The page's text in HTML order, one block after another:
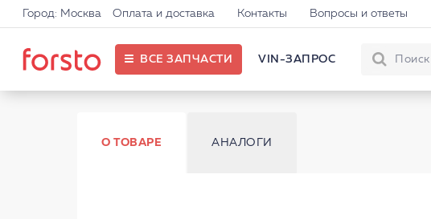
Город: Москва Оплата и доставка Контакты Вопросы и ответы
ВСЕ ЗАПЧАСТИ VIN-ЗАПРОС
О ТОВАРЕ АНАЛОГИ